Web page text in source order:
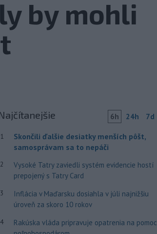
by mohli
6h 24h 7d
1
Skončili ďalšie desiatky menších pôšt,
samosprávam sa to nepáči
2
Vysoké Tatry zaviedli systém evidencie hostí
prepojený s Tatry Card
3
Inflácia v Maďarsku dosiahla v júli najnižšiu
úroveň za skoro 10 rokov
4
Rakúska vláda pripravuje opatrenia na pomoc